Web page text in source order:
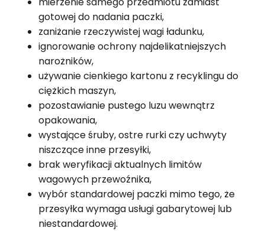
gotowej do nadania paczki,
zaniżanie rzeczywistej wagi ładunku,
ignorowanie ochrony najdelikatniejszych
narożników,
używanie cienkiego kartonu z recyklingu do
ciężkich maszyn,
pozostawianie pustego luzu wewnątrz
opakowania,
wystające śruby, ostre rurki czy uchwyty
niszczące inne przesyłki,
brak weryfikacji aktualnych limitów
wagowych przewoźnika,
wybór standardowej paczki mimo tego, że
przesyłka wymaga usługi gabarytowej lub
niestandardowej.